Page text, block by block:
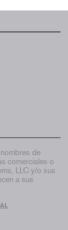
de
comerciales o
LLC y/o sus
a sus